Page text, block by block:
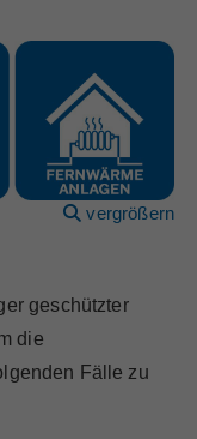
vergrößern
geschützter
die
Fälle zu